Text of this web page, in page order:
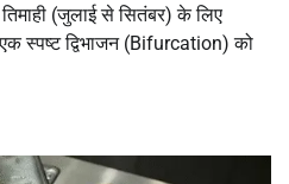
(जुलाई से सितंबर) के लिए
स्पष्ट द्विभाजन (Bifurcation) को